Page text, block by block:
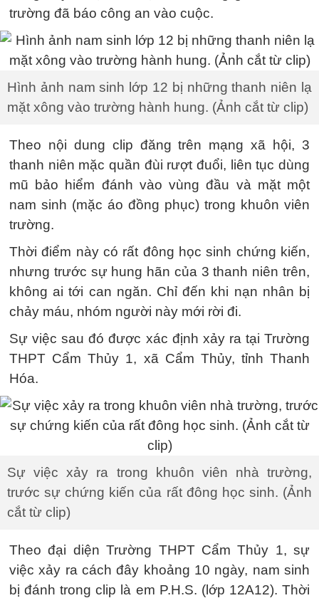
trường đã báo công an vào cuộc.
Hình ảnh nam sinh lớp 12 bị những thanh niên lạ
mặt xông vào trường hành hung. (Ảnh cắt từ clip)
Theo nội dung clip đăng trên mạng xã hội, 3
thanh niên mặc quần đùi rượt đuổi, liên tục dùng
mũ bảo hiểm đánh vào vùng đầu và mặt một
nam sinh (mặc áo đồng phục) trong khuôn viên
trường.
Thời điểm này có rất đông học sinh chứng kiến,
nhưng trước sự hung hãn của 3 thanh niên trên,
không ai tới can ngăn. Chỉ đến khi nạn nhân bị
chảy máu, nhóm người này mới rời đi.
Sự việc sau đó được xác định xảy ra tại Trường
THPT Cẩm Thủy 1, xã Cẩm Thủy, tỉnh Thanh
Hóa.
Sự việc xảy ra trong khuôn viên nhà trường,
trước sự chứng kiến của rất đông học sinh. (Ảnh
cắt từ clip)
Theo đại diện Trường THPT Cẩm Thủy 1, sự
việc xảy ra cách đây khoảng 10 ngày, nam sinh
bị đánh trong clip là em P.H.S. (lớp 12A12). Thời